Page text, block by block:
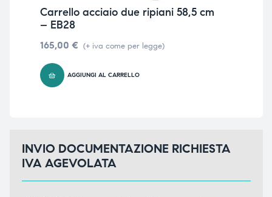
Carrello acciaio due ripiani 58,5 cm
– EB28
165,00 € (+ iva come per legge)
AGGIUNGI AL CARRELLO
INVIO DOCUMENTAZIONE RICHIESTA
IVA AGEVOLATA